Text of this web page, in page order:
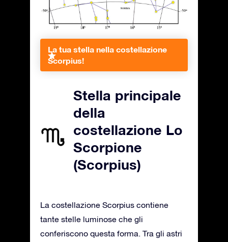
La tua stella nella costellazione
Scorpius!
Stella principale
della
costellazione Lo
Scorpione
(Scorpius)
La costellazione Scorpius contiene
tante stelle luminose che gli
conferiscono questa forma. Tra gli astri